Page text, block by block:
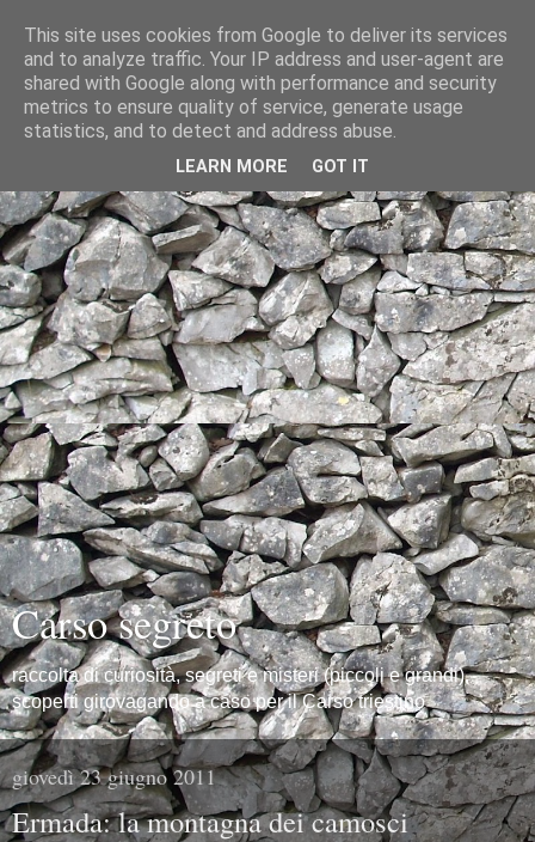
Carso segreto
raccolta di curiosità, segreti e misteri (piccoli e grandi),
scoperti girovagando a caso per il Carso triestino
giovedì 23 giugno 2011
Ermada: la montagna dei camosci
This site uses cookies from Google to deliver its services
and to analyze traffic. Your IP address and user-agent are
shared with Google along with performance and security
metrics to ensure quality of service, generate usage
statistics, and to detect and address abuse.
LEARN MORE GOT IT